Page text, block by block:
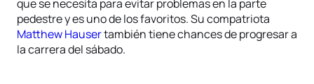
que se necesita para evitar problemas en la parte
pedestre y es uno de los favoritos. Su compatriota
Matthew Hausertambién tiene chances de progresar a
la carrera del sábado.